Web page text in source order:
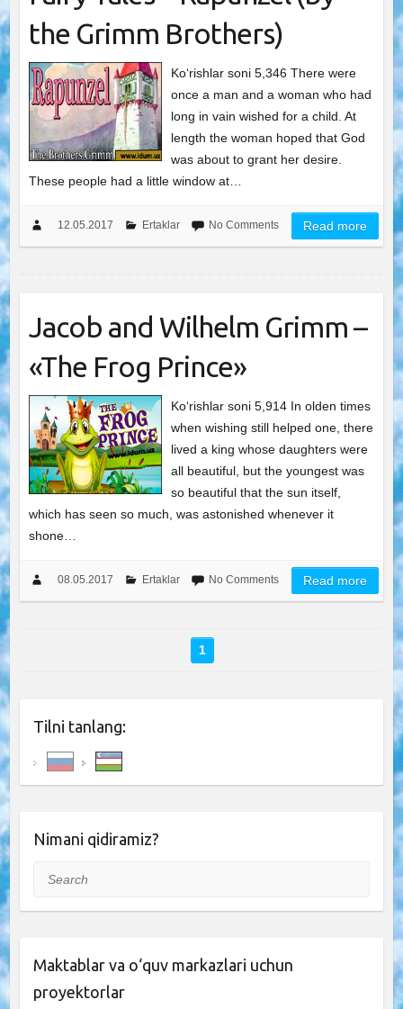
the Grimm Brothers)
Ko‘rishlar soni 5,346 There were
once a man and a woman who had
long in vain wished for a child. At
length the woman hoped that God
was about to grant her desire.
These people had a little window at…
12.05.2017 Ertaklar No Comments Read more
Jacob and Wilhelm Grimm –
«The Frog Prince»
Ko‘rishlar soni 5,914 In olden times
when wishing still helped one, there
lived a king whose daughters were
all beautiful, but the youngest was
so beautiful that the sun itself,
which has seen so much, was astonished whenever it
shone…
08.05.2017 Ertaklar No Comments Read more
1
Tilni tanlang:
Nimani qidiramiz?
Search
Maktablar va o‘quv markazlari uchun
proyektorlar